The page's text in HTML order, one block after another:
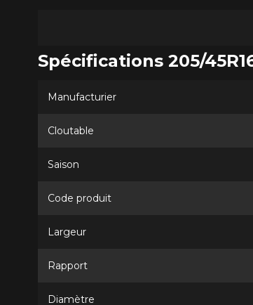
Spécifications 205/
Manufacturier
Cloutable
Saison
Code produit
Largeur
Rapport
Diamètre